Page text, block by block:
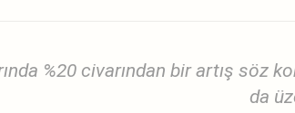
%20 civarından bir artış söz
da